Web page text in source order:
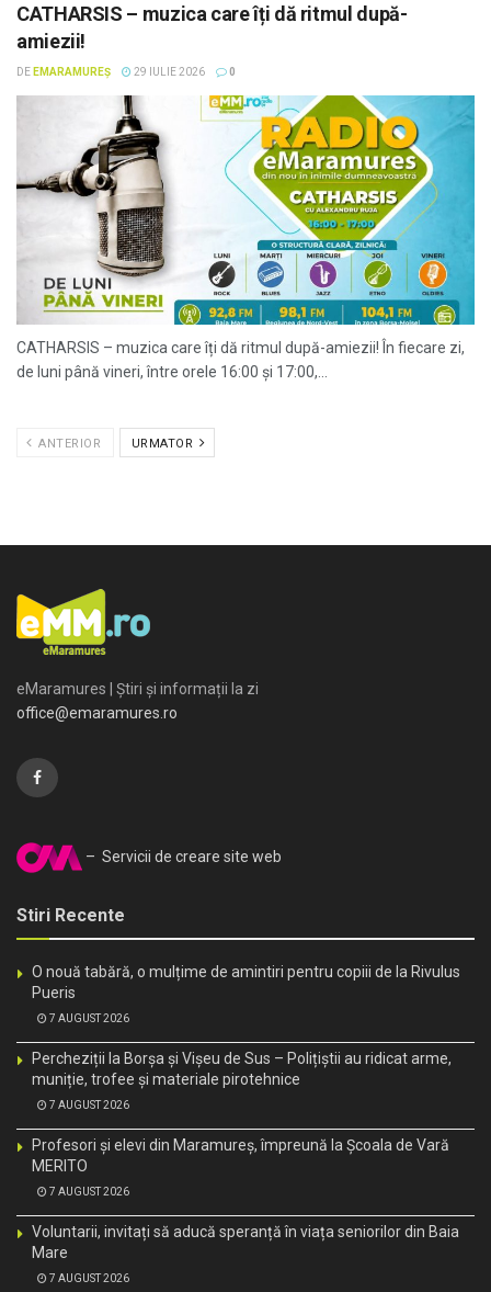
CATHARSIS – muzica care îți dă ritmul după-
amiezii!
DE EMARAMUREȘ 29 IULIE 2026 0
CATHARSIS – muzica care îți dă ritmul după-amiezii! În fiecare zi,
de luni până vineri, între orele 16:00 și 17:00,...
ANTERIOR URMATOR
eMaramures | Știri și informații la zi
office@emaramures.ro
– Servicii de creare site web
Stiri Recente
O nouă tabără, o mulțime de amintiri pentru copiii de la Rivulus
Pueris
7 AUGUST 2026
Percheziții la Borșa și Vișeu de Sus – Polițiștii au ridicat arme,
muniție, trofee și materiale pirotehnice
7 AUGUST 2026
Profesori și elevi din Maramureș, împreună la Școala de Vară
MERITO
7 AUGUST 2026
Voluntarii, invitați să aducă speranță în viața seniorilor din Baia
Mare
7 AUGUST 2026